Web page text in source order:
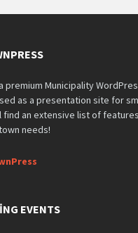
premium Municipality
as a presentation site for
find an extensive list of
needs!
EVENTS